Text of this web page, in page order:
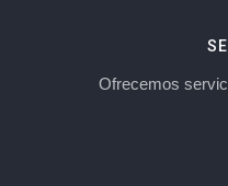
Ofrecemos